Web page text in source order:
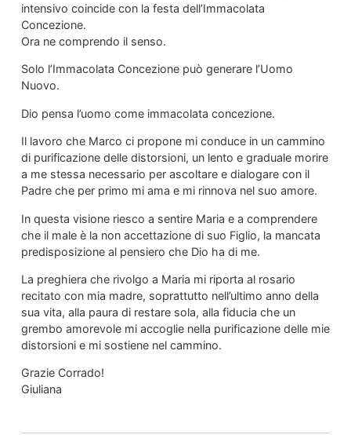
intensivo coincide con la festa dell’Immacolata
Concezione.
Ora ne comprendo il senso.
Solo l’Immacolata Concezione può generare l’Uomo
Nuovo.
Dio pensa l’uomo come immacolata concezione.
Il lavoro che Marco ci propone mi conduce in un cammino
di purificazione delle distorsioni, un lento e graduale morire
a me stessa necessario per ascoltare e dialogare con il
Padre che per primo mi ama e mi rinnova nel suo amore.
In questa visione riesco a sentire Maria e a comprendere
che il male è la non accettazione di suo Figlio, la mancata
predisposizione al pensiero che Dio ha di me.
La preghiera che rivolgo a Maria mi riporta al rosario
recitato con mia madre, soprattutto nell’ultimo anno della
sua vita, alla paura di restare sola, alla fiducia che un
grembo amorevole mi accoglie nella purificazione delle mie
distorsioni e mi sostiene nel cammino.
Grazie Corrado!
Giuliana